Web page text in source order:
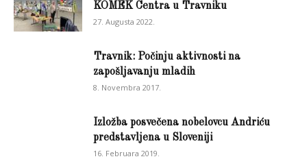
KOMEK Centra u Travniku
27. Augusta 2022.
Travnik: Počinju aktivnosti na
zapošljavanju mladih
8. Novembra 2017.
Izložba posvečena nobelovcu Andriću
predstavljena u Sloveniji
16. Februara 2019.